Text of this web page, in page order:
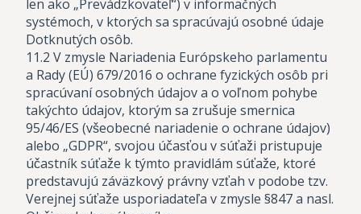
len ako „Prevádzkovateľ“) v informačných
systémoch, v ktorých sa spracúvajú osobné údaje
Dotknutých osôb.
11.2 V zmysle Nariadenia Európskeho parlamentu
a Rady (EÚ) 679/2016 o ochrane fyzických osôb pri
spracúvaní osobných údajov a o voľnom pohybe
takýchto údajov, ktorým sa zrušuje smernica
95/46/ES (všeobecné nariadenie o ochrane údajov)
alebo „GDPR“, svojou účasťou v súťaži pristupuje
účastník súťaže k týmto pravidlám súťaže, ktoré
predstavujú záväzkový právny vzťah v podobe tzv.
Verejnej súťaže usporiadateľa v zmysle §847 a nasl.